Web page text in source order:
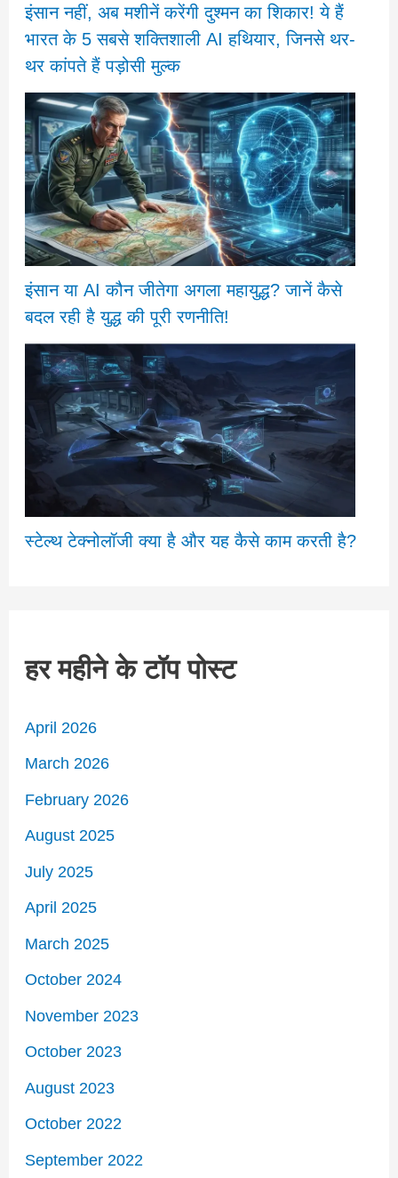
इंसान नहीं, अब मशीनें करेंगी दुश्मन का शिकार! ये हैं
भारत के 5 सबसे शक्तिशाली AI हथियार, जिनसे थर-
थर कांपते हैं पड़ोसी मुल्क
इंसान या AI कौन जीतेगा अगला महायुद्ध? जानें कैसे
बदल रही है युद्ध की पूरी रणनीति!
स्टेल्थ टेक्नोलॉजी क्या है और यह कैसे काम करती है?
हर महीने के टॉप पोस्ट
April 2026
March 2026
February 2026
August 2025
July 2025
April 2025
March 2025
October 2024
November 2023
October 2023
August 2023
October 2022
September 2022